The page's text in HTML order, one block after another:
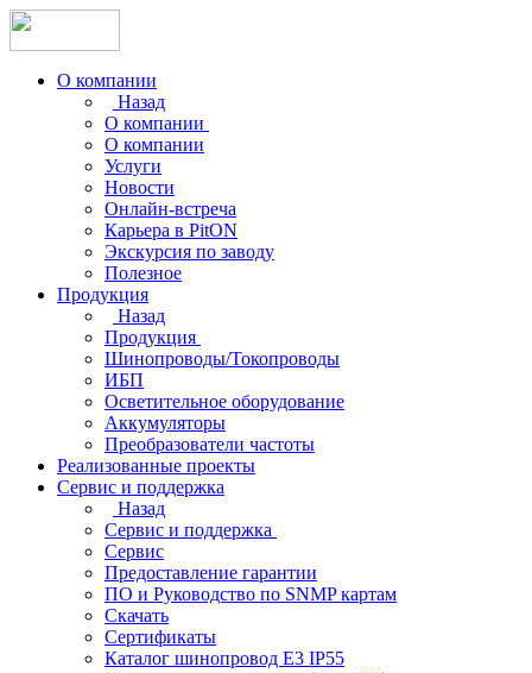
О компании
Назад
О компании
О компании
Услуги
Новости
Онлайн-встреча
Карьера в PitON
Экскурсия по заводу
Полезное
Продукция
Назад
Продукция
Шинопроводы/Токопроводы
ИБП
Осветительное оборудование
Аккумуляторы
Преобразователи частоты
Реализованные проекты
Сервис и поддержка
Назад
Сервис и поддержка
Сервис
Предоставление гарантии
ПО и Руководство по SNMP картам
Скачать
Сертификаты
Каталог шинопровод E3 IP55